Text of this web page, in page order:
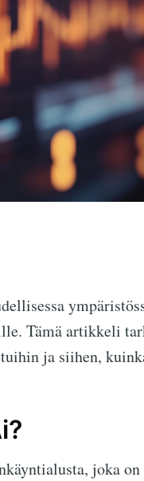
Tämä artikkeli
ja siihen,
joka